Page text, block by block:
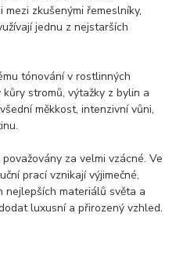
zkušenými řemeslníky,
jednu z nejstarších
tónování v rostlinných
stromů, výtažky z bylin a
měkkost, intenzivní vůni,
za velmi vzácné. Ve
prací vznikají výjimečné,
nejlepších materiálů světa a
luxusní a přirozený vzhled.